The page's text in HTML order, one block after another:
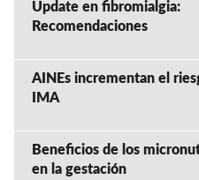
Update en fibromialgia:
Recomendaciones
AINEs incrementan el
IMA
Beneficios de los
en la gestación